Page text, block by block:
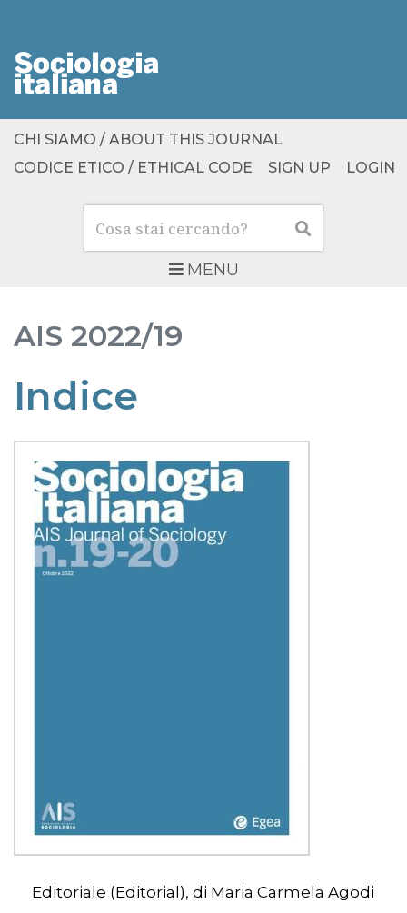
MENU
Cerca Cerca
CHI SIAMO / ABOUT THIS JOURNAL
CODICE ETICO / ETHICAL CODE
SIGN UP LOGIN
AIS 2022/19
Indice
Editoriale (Editorial), di Maria Carmela Agodi